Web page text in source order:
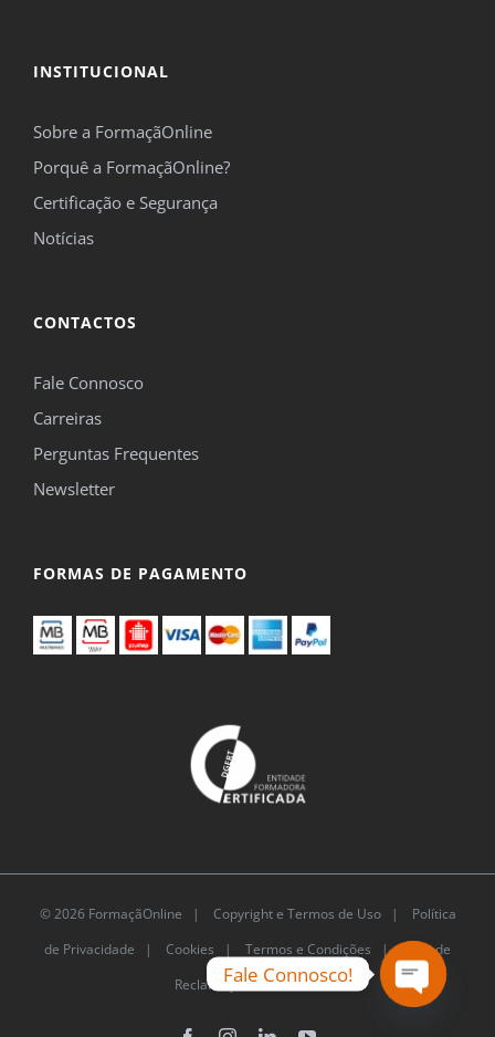
INSTITUCIONAL
Sobre a FormaçãOnline
Porquê a FormaçãOnline?
Certificação e Segurança
Notícias
CONTACTOS
Fale Connosco
Carreiras
Perguntas Frequentes
Newsletter
FORMAS DE PAGAMENTO
© 2026 FormaçãOnline | Copyright e Termos de Uso|
Política
de Privacidade | Cookies | Termos e Condições |Livro de
Reclamações Eletrónico
Fale Connosco!